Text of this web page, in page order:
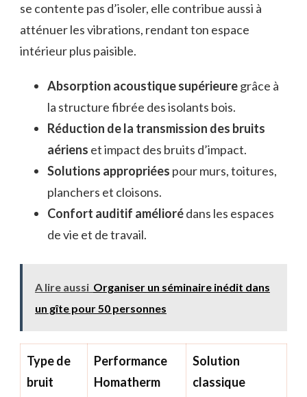
se contente pas d’isoler, elle contribue aussi à
atténuer les vibrations, rendant ton espace
intérieur plus paisible.
Absorption acoustique supérieuregrâce à
la structure fibrée des isolants bois.
Réduction de la transmission des bruits
aériens et impact des bruits d’impact.
Solutions appropriées pour murs, toitures,
planchers et cloisons.
Confort auditif améliorédans les espaces
de vie et de travail.
A lire aussi Organiser un séminaire inédit dans
un gîte pour 50 personnes
Type de
bruit
Performance
Homatherm
Solution
classique